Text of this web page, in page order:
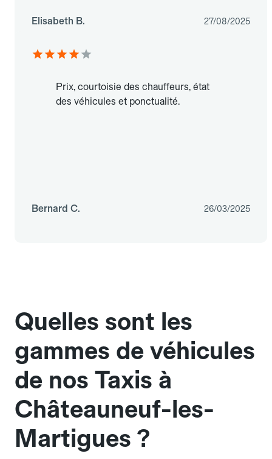
Elisabeth B. 27/08/2025
Prix, courtoisie des chauffeurs, état
des véhicules et ponctualité.
Bernard C. 26/03/2025
Quelles sont les
gammes de véhicules
de nos Taxis à
Châteauneuf-les-
Martigues ?